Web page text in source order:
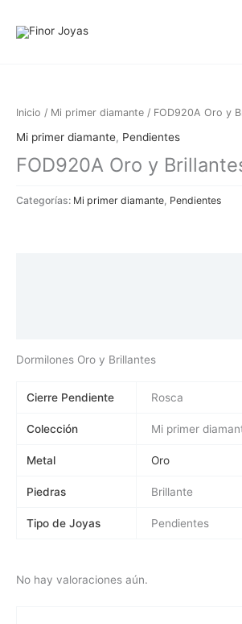
Inicio / Mi primer diamante / FOD920A Oro y
Mi primer diamante, Pendientes
FOD920A Oro y
Categorías: Mi primer diamante Pendientes
Dormilones Oro y Brillantes
Cierre Pendiente Rosca
Colección Mi primer
Metal Oro
Piedras Brillante
Tipo de Joyas Pendientes
No hay valoraciones aún.